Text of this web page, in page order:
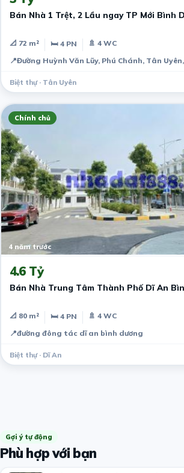
Bán Nhà 1 Trệt, 2 Lầu ngay TP Mới Bình
📐 72 m² 🛏 4 PN
🚿 4 WC
📍Đường Huỳnh Văn Lũy, Phú Chánh, Tân
Biệt thự · Tân Uyên
Chính chủ
4 năm trước
4.6 Tỷ
Bán Nhà Trung Tâm Thành Phố Dĩ An
📐 80 m² 🛏 4 PN
🚿 4 WC
📍đường đông tác dĩ an bình dương
Biệt thự · Dĩ An
Gợi ý tự động
Phù hợp với bạn